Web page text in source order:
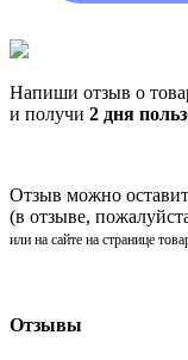
Напиши отзыв о
и получи 2 дня
Отзыв можно
(в отзыве,
или на сайте на странице
Отзывы